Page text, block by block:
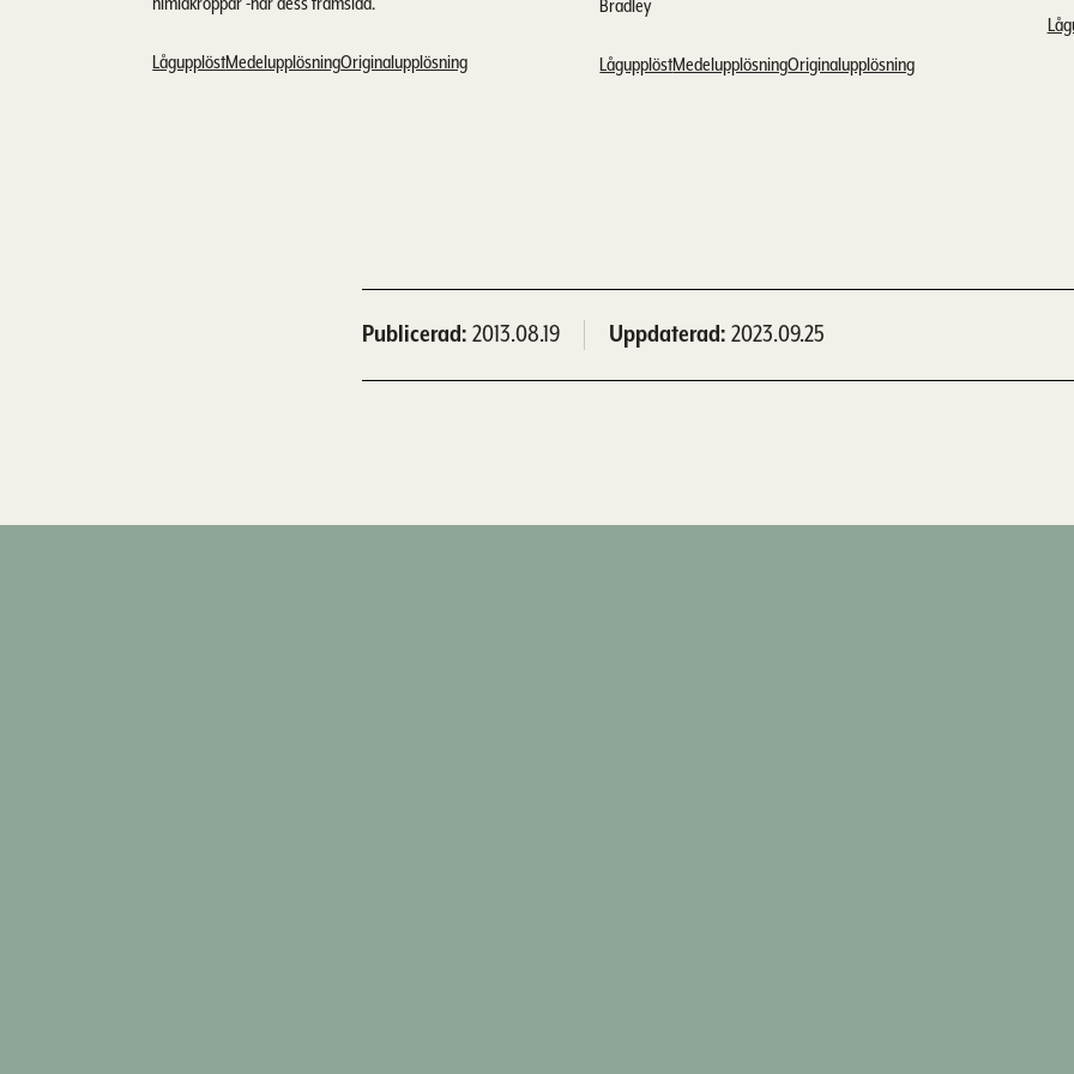
LågupplöstMedelupplösningOriginalupplösning
Bradley
LågupplöstMedelupplösningOriginalupplösning
Publicerad 2013.08.19 Uppdaterad 2023.09.25